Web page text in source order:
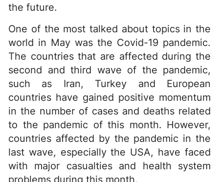
the future.
One of the most talked about topics in the
world in May was the Covid-19 pandemic.
The countries that are affected during the
second and third wave of the pandemic,
such as Iran, Turkey and European
countries have gained positive momentum
in the number of cases and deaths related
to the pandemic of this month. However,
countries affected by the pandemic in the
last wave, especially the USA, have faced
with major casualties and health system
problems during this month.